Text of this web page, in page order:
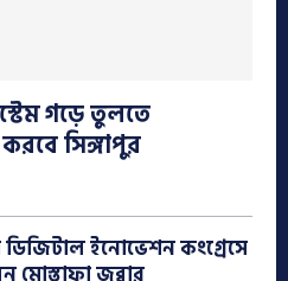
গড়ে তুলতে
সিঙ্গাপুর
ডিজিটাল ইনোভেশন কংগ্রেসে